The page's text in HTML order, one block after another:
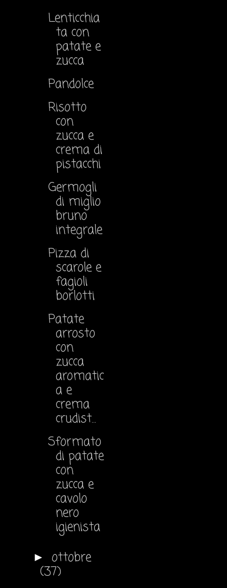
Lenticchia
ta con
patate e
zucca
Pandolce
Risotto
con
zucca e
crema di
pistacchi
Germogli
di miglio
bruno
integrale
Pizza di
scarole e
fagioli
borlotti
Patate
arrosto
con
zucca
aromatic
a e
crema
crudist...
Sformato
di patate
con
zucca e
cavolo
nero
igienista
► ottobre
(37)